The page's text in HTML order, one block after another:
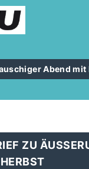
Abend mit
ZU